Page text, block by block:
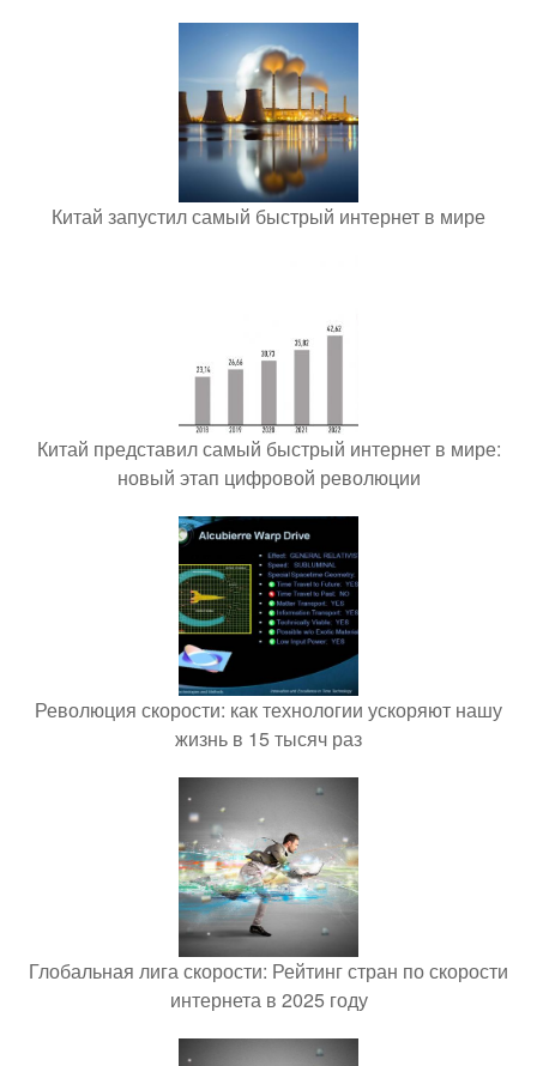
Китай запустил самый быстрый интернет в мире
Китай представил самый быстрый интернет в мире:
новый этап цифровой революции
Революция скорости: как технологии ускоряют нашу
жизнь в 15 тысяч раз
Глобальная лига скорости: Рейтинг стран по скорости
интернета в 2025 году